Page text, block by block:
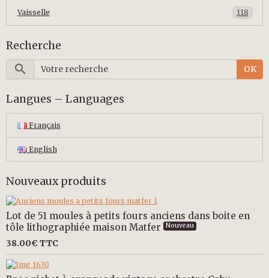
Vaisselle 118
Recherche
OK
Langues – Languages
Français
English
Nouveaux produits
Lot de 51 moules à petits fours anciens dans boite en
tôle lithographiée maison Matfer
Nouveau
38.00€ TTC